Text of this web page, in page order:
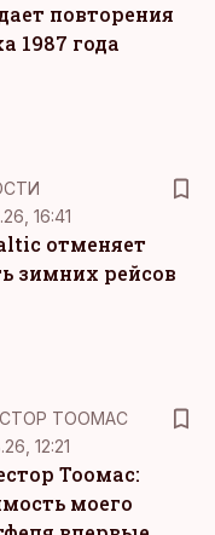
повторения
1987 года
16:41
отменяет
зимних рейсов
ТООМАС
12:21
Тоомас:
моего